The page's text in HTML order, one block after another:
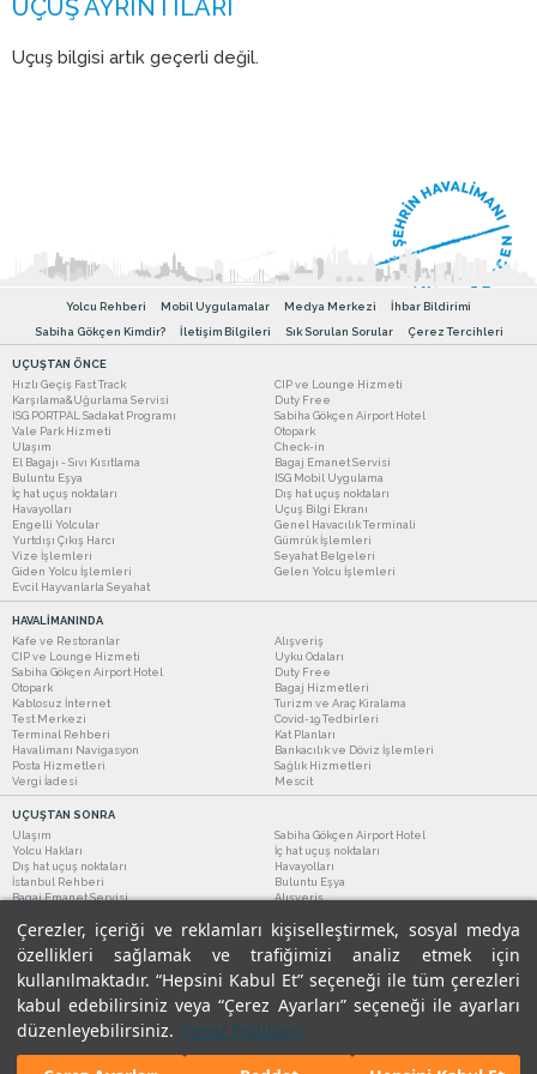
Çerezler, içeriği ve reklamları kişiselleştirmek, sosyal medya
özellikleri sağlamak ve trafiğimizi analiz etmek için
kullanılmaktadır. “Hepsini Kabul Et” seçeneği ile tüm çerezleri
kabul edebilirsiniz veya “Çerez Ayarları” seçeneği ile ayarları
düzenleyebilirsiniz. Çerez Politikası
Uçuş bilgisi artık geçerli değil.
Yolcu Rehberi Mobil Uygulamalar Medya Merkezi
İhbar Bildirimi
Sabiha Gökçen Kimdir?
İletişim Bilgileri Sık Sorulan Sorular Çerez Tercihleri
UÇUŞTAN ÖNCE
Hızlı Geçiş Fast Track
CIP ve Lounge Hizmeti
Karşılama&Uğurlama Servisi
Duty Free
ISG PORTPAL Sadakat Programı
Sabiha Gökçen Airport Hotel
Vale Park Hizmeti
Otopark
Ulaşım
Check-in
El Bagajı - Sıvı Kısıtlama
Bagaj Emanet Servisi
Buluntu Eşya
ISG Mobil Uygulama
İç hat uçuş noktaları
Dış hat uçuş noktaları
Havayolları
Uçuş Bilgi Ekranı
Engelli Yolcular
Genel Havacılık Terminali
Yurtdışı Çıkış Harcı
Gümrük İşlemleri
Vize İşlemleri
Seyahat Belgeleri
Giden Yolcu İşlemleri
Gelen Yolcu İşlemleri
Evcil Hayvanlarla Seyahat
HAVALİMANINDA
Kafe ve Restoranlar
Alışveriş
CIP ve Lounge Hizmeti
Uyku Odaları
Sabiha Gökçen Airport Hotel
Duty Free
Otopark
Bagaj Hizmetleri
Kablosuz İnternet
Turizm ve Araç Kiralama
Test Merkezi
Covid-19 Tedbirleri
Terminal Rehberi
Kat Planları
Havalimanı Navigasyon
Bankacılık ve Döviz İşlemleri
Posta Hizmetleri
Sağlık Hizmetleri
Vergi İadesi
Mescit
UÇUŞTAN SONRA
Ulaşım
Sabiha Gökçen Airport Hotel
Yolcu Hakları
İç hat uçuş noktaları
Dış hat uçuş noktaları
Havayolları
İstanbul Rehberi
Buluntu Eşya
Bagaj Emanet Servisi
Alışveriş